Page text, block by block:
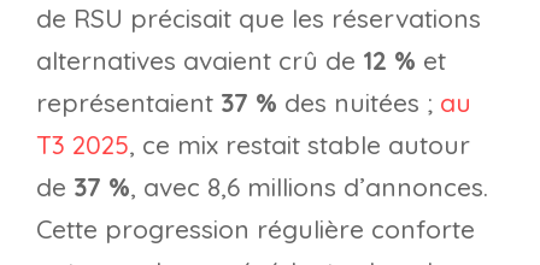
de RSU précisait que les réservations
alternatives avaient crû de 12 % et
représentaient 37 % des nuitées ; au
T3 2025, ce mix restait stable autour
de 37 %, avec 8,6 millions d’annonces.
Cette progression régulière conforte